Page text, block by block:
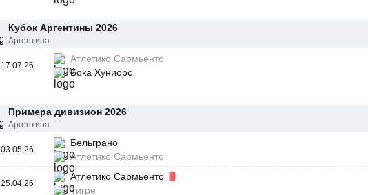
Кубок Аргентины 2026
Аргентина
17.07.26
Атлетико Сармьенто
Бока Хуниорс
Примера дивизион 2026
Аргентина
03.05.26
Бельграно
Атлетико Сармьенто
25.04.26
Атлетико Сармьенто
Тигре